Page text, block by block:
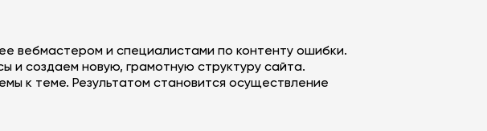
вебмастером и специалистами по контенту ошибки.
и создаем новую, грамотную структуру сайта.
к теме. Результатом становится осуществление